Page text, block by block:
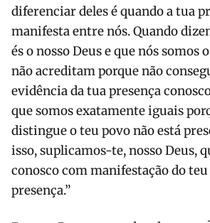
diferenciar deles é quando a tua
manifesta entre nós. Quando
és o nosso Deus e que nós somos
não acreditam porque não
evidência da tua presença
que somos exatamente iguais
distingue o teu povo não está
isso, suplicamos-te, nosso Deus,
conosco com manifestação do teu
presença.”